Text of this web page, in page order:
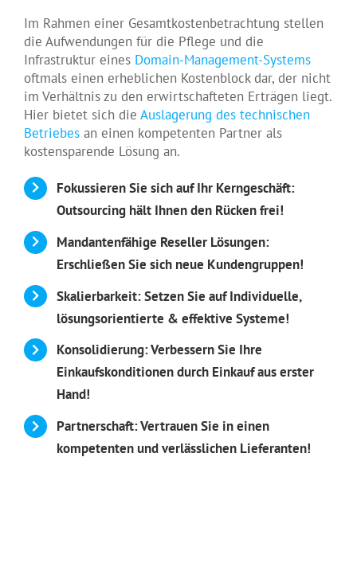
Im Rahmen einer Gesamtkostenbetrachtung stellen
die Aufwendungen für die Pflege und die
Infrastruktur eines Domain-Management-Systems
oftmals einen erheblichen Kostenblock dar, der nicht
im Verhältnis zu den erwirtschafteten Erträgen liegt.
Hier bietet sich die Auslagerung des technischen
Betriebes an einen kompetenten Partner als
kostensparende Lösung an.
Fokussieren Sie sich auf Ihr Kerngeschäft:
Outsourcing hält Ihnen den Rücken frei!
Mandantenfähige Reseller Lösungen:
Erschließen Sie sich neue Kundengruppen!
Skalierbarkeit: Setzen Sie auf Individuelle,
lösungsorientierte & effektive Systeme!
Konsolidierung: Verbessern Sie Ihre
Einkaufskonditionen durch Einkauf aus erster
Hand!
Partnerschaft: Vertrauen Sie in einen
kompetenten und verlässlichen Lieferanten!